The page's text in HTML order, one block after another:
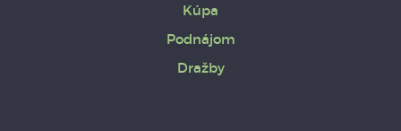
Kúpa
Podnájom
Dražby